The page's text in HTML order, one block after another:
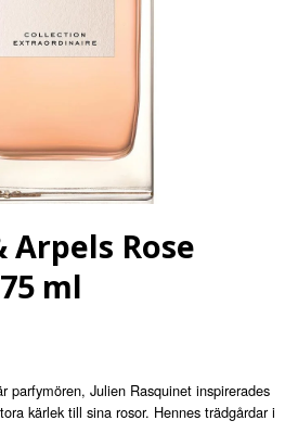
Arpels Rose
ml
parfymören, Julien Rasquinet inspirerades
kärlek till sina rosor. Hennes trädgårdar i